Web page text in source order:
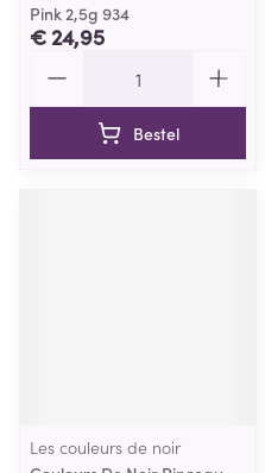
Pink 2,5g 934
€ 24,95
Bestel
Les couleurs de noir